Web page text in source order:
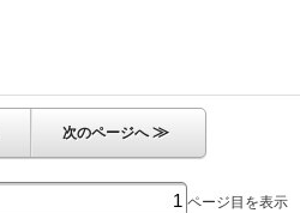
次のページへ≫
ページ目を表示